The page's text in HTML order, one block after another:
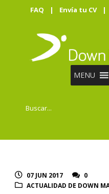
FAQ | Envía tu CV |
MENU
07 JUN 2017
0
ACTUALIDAD DE DOWN